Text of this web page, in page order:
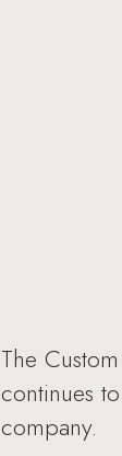
The
continues
company.